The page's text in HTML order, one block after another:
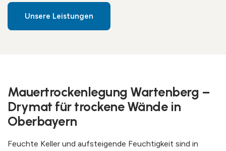
Unsere Leistungen
Mauertrockenlegung Wartenberg –
Drymat für trockene Wände in
Oberbayern
Feuchte Keller und aufsteigende Feuchtigkeit sind in